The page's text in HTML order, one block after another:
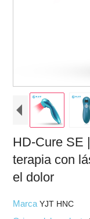
HD-Cure SE
terapia con
el dolor
MarcaYJT HNC